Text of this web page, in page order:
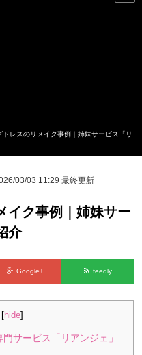
グドレスを「自分のための宝物」
ドレスのリメイク事例｜姉妹サービス「リ
03/03 11:29 最終更新
イク事例｜姉妹サー
介
Google+ feedly
[hide]
サービス「リアンジェ」